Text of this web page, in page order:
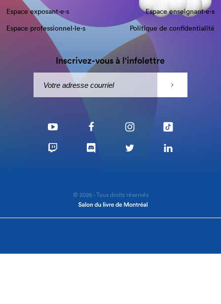
Espace exposant·e⋅s
Espace enseignant·e⋅s
Espace professionnel·le⋅s
Politique de confidentialité
Inscrivez-vous à l'infolettre
© 2026 - Tous droits réservés